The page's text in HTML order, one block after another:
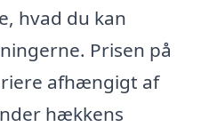
hvad du kan
Prisen på
afhængigt af
hækkens